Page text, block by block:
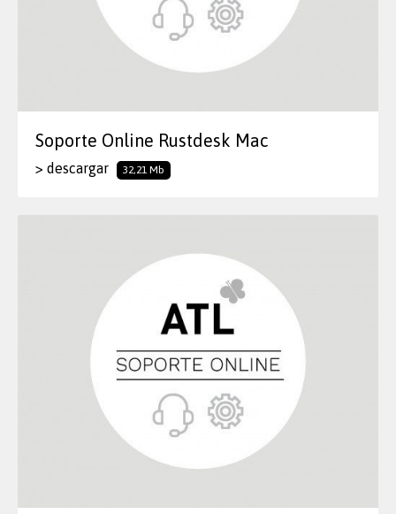
Soporte Online Rustdesk Mac
> descargar 32,21 Mb